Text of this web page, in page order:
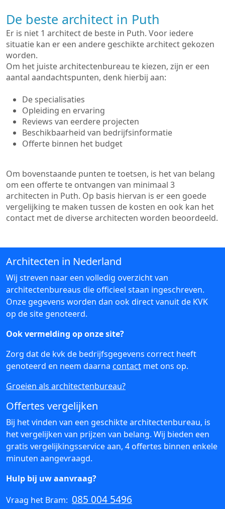
De beste architect in Puth
Er is niet 1 architect de beste in Puth. Voor iedere
situatie kan er een andere geschikte architect gekozen
worden.
Om het juiste architectenbureau te kiezen, zijn er een
aantal aandachtspunten, denk hierbij aan:
De specialisaties
Opleiding en ervaring
Reviews van eerdere projecten
Beschikbaarheid van bedrijfsinformatie
Offerte binnen het budget
Om bovenstaande punten te toetsen, is het van belang
om een offerte te ontvangen van minimaal 3
architecten in Puth. Op basis hiervan is er een goede
vergelijking te maken tussen de kosten en ook kan het
contact met de diverse architecten worden beoordeeld.
Architecten in Nederland
Wij streven naar een volledig overzicht van
architectenbureaus die officieel staan ingeschreven.
Onze gegevens worden dan ook direct vanuit de KVK
op de site genoteerd.
Ook vermelding op onze site?
Zorg dat de kvk de bedrijfsgegevens correct heeft
genoteerd en neem daarna contact met ons op.
Groeien als architectenbureau?
Offertes vergelijken
Bij het vinden van een geschikte architectenbureau, is
het vergelijken van prijzen van belang. Wij bieden een
gratis vergelijkingsservice aan, 4 offertes binnen enkele
minuten aangevraagd.
Hulp bij uw aanvraag?
Vraag het Bram: 085 004 5496